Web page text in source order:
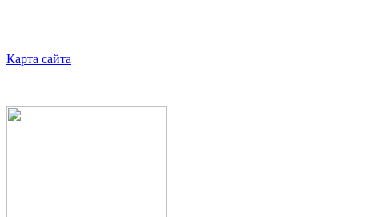
Карта сайта